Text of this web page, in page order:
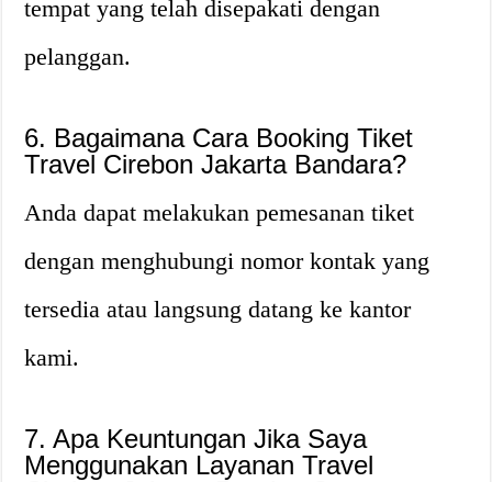
tempat yang telah disepakati dengan
pelanggan.
6. Bagaimana Cara Booking Tiket
Travel Cirebon Jakarta Bandara?
Anda dapat melakukan pemesanan tiket
dengan menghubungi nomor kontak yang
tersedia atau langsung datang ke kantor
kami.
7. Apa Keuntungan Jika Saya
Menggunakan Layanan Travel